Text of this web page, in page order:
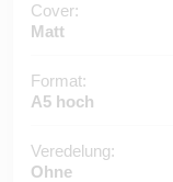
Cover:
Matt
Format:
A5 hoch
Veredelung:
Ohne